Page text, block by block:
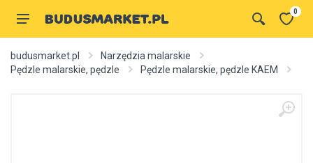
0
budusmarket.pl
Narzędzia malarskie
Pędzle malarskie, pędzle
Pędzle malarskie, pędzle KAEM